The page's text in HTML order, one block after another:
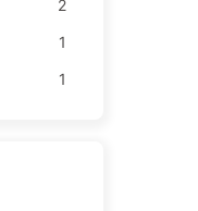
2
1
1